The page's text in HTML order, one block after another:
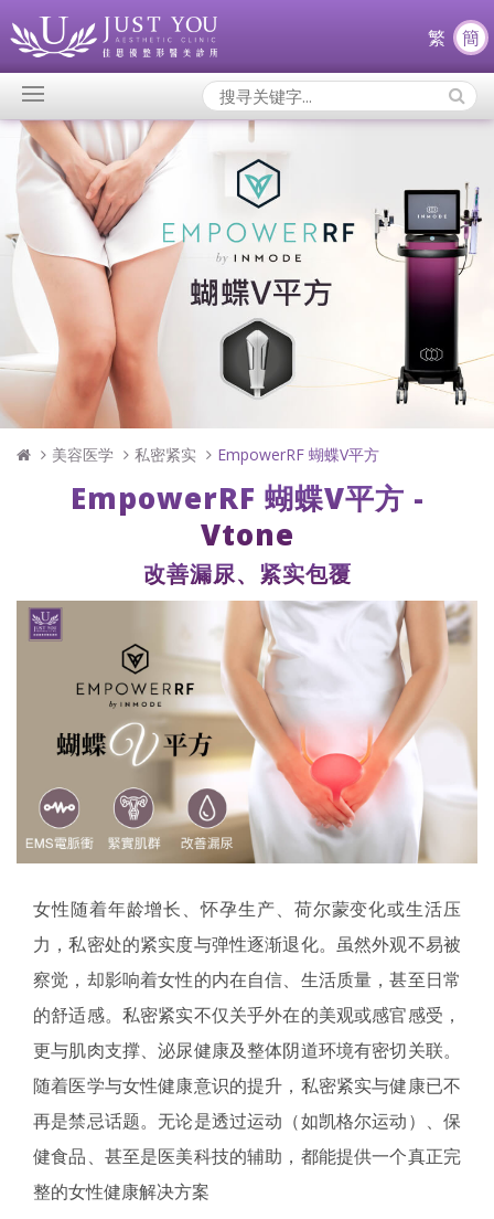
繁 簡
Search
Icons:
美容医学 私密紧实 EmpowerRF 蝴蝶V平方
EmpowerRF 蝴蝶V平方 -
Vtone
改善漏尿、紧实包覆
女性随着年龄增长、怀孕生产、荷尔蒙变化或生活压
力，私密处的紧实度与弹性逐渐退化。虽然外观不易被
察觉，却影响着女性的内在自信、生活质量，甚至日常
的舒适感。私密紧实不仅关乎外在的美观或感官感受，
更与肌肉支撑、泌尿健康及整体阴道环境有密切关联。
随着医学与女性健康意识的提升，私密紧实与健康已不
再是禁忌话题。无论是透过运动（如凯格尔运动）、保
健食品、甚至是医美科技的辅助，都能提供一个真正完
整的女性健康解决方案